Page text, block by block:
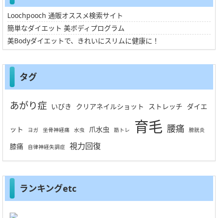
Loochpooch 通販オススメ検索サイト
簡単なダイエット 美ボディプログラム
美Bodyダイエットで、きれいにスリムに健康に！
タグ
あがり症 いびき クリアネイルショット ストレッチ ダイエ
ット ヨガ 坐骨神経痛 水虫 爪水虫 筋トレ 育毛 腰痛 膀胱炎
膝痛 自律神経失調症 視力回復
ランキングetc